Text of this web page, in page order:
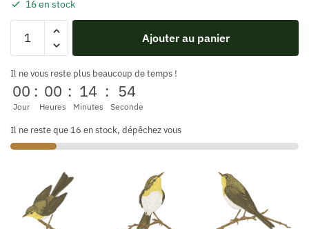
16 en stock
Ajouter au panier
Il ne vous reste plus beaucoup de temps !
00
Jour
: 00
Heures
: 14
Minutes
: 52
Seconde
Il ne reste que 16 en stock, dépêchez vous